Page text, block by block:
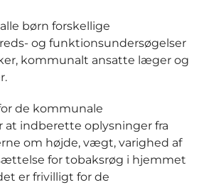
børn forskellige
og funktionsundersøgelser
kommunalt ansatte læger og
de kommunale
at indberette oplysninger fra
om højde, vægt, varighed af
for tobaksrøg i hjemmet
er frivilligt for de